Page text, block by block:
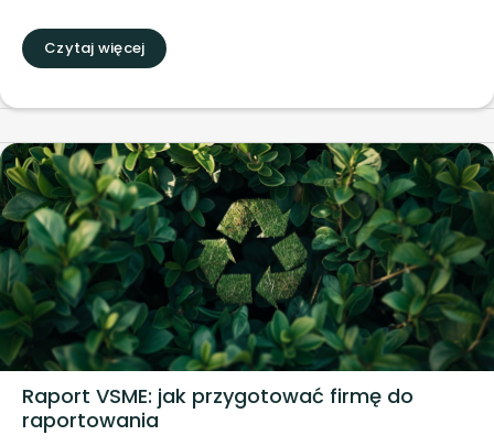
Czytaj więcej
Raport VSME: jak przygotować firmę do
raportowania